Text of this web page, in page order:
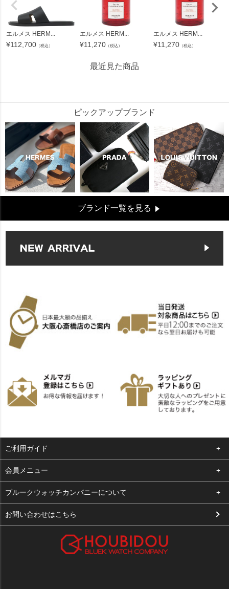
エルメス HERM...
¥112,700 （税込）
エルメス HERM...
¥11,270 （税込）
エルメス HERM...
¥11,270 （税込）
最近見た商品
ピックアップブランド
ブランド一覧を見る
ご利用ガイド
よくある質問
支払い・送料
お客様の声
会員メニュー
ログイン
お気に入り
ブルークウォッチカンパニーについて
会社概要
お問い合わせはこちら